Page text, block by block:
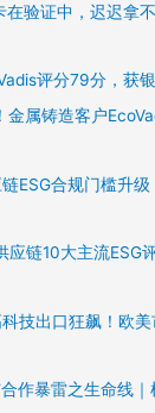
在验证中，迟迟拿
评分79分，获银
属铸造客户
ESG合规门槛升
应链10大主流ESG
技出口狂飙！欧美
作暴雷之生命线